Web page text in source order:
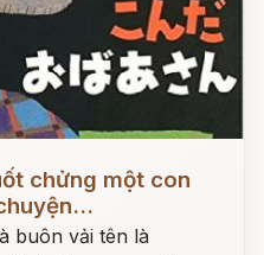
chửng một con
buôn vải tên là